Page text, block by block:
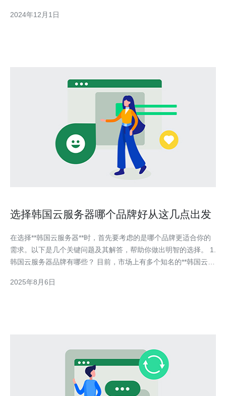
确保你已经清楚地确定了自己的需求。考虑你的网站或应用程序的
2024年12月1日
选择韩国云服务器哪个品牌好从这几点出发
在选择**韩国云服务器**时，首先要考虑的是哪个品牌更适合你的
需求。以下是几个关键问题及其解答，帮助你做出明智的选择。 1.
韩国云服务器品牌有哪些？ 目前，市场上有多个知名的**韩国云服
Amazon Web Services (AWS) Korea、Google C
2025年8月6日